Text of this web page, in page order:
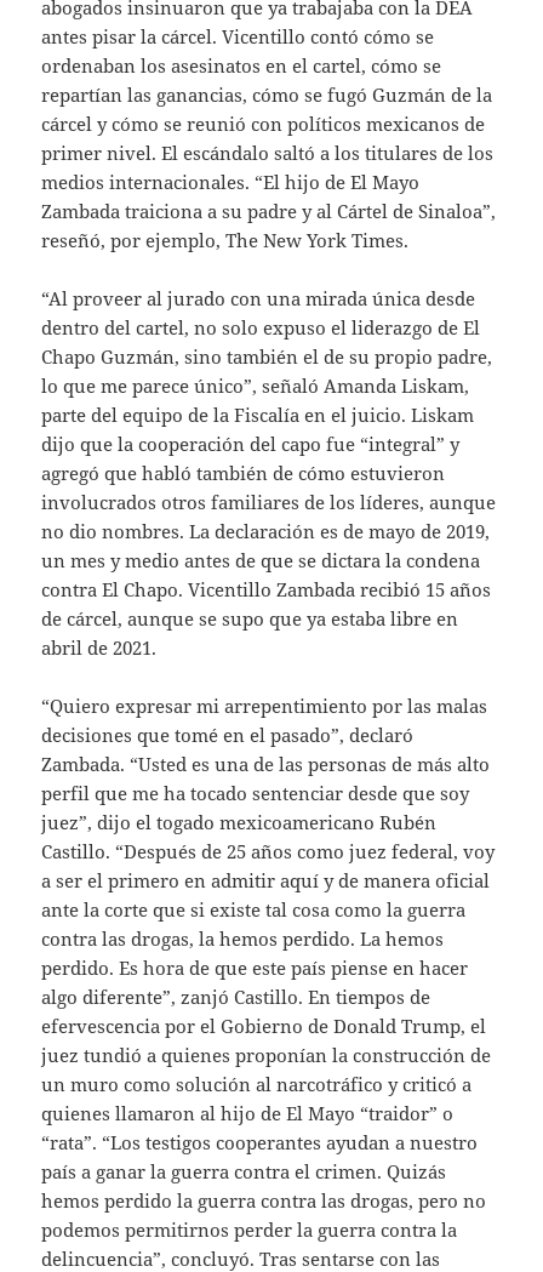
abogados insinuaron que ya trabajaba con la DEA
antes pisar la cárcel. Vicentillo contó cómo se
ordenaban los asesinatos en el cartel, cómo se
repartían las ganancias, cómo se fugó Guzmán de la
cárcel y cómo se reunió con políticos mexicanos de
primer nivel. El escándalo saltó a los titulares de los
medios internacionales. “El hijo de El Mayo
Zambada traiciona a su padre y al Cártel de Sinaloa”,
reseñó, por ejemplo, The New York Times.
“Al proveer al jurado con una mirada única desde
dentro del cartel, no solo expuso el liderazgo de El
Chapo Guzmán, sino también el de su propio padre,
lo que me parece único”, señaló Amanda Liskam,
parte del equipo de la Fiscalía en el juicio. Liskam
dijo que la cooperación del capo fue “integral” y
agregó que habló también de cómo estuvieron
involucrados otros familiares de los líderes, aunque
no dio nombres. La declaración es de mayo de 2019,
un mes y medio antes de que se dictara la condena
contra El Chapo. Vicentillo Zambada recibió 15 años
de cárcel, aunque se supo que ya estaba libre en
abril de 2021.
“Quiero expresar mi arrepentimiento por las malas
decisiones que tomé en el pasado”, declaró
Zambada. “Usted es una de las personas de más alto
perfil que me ha tocado sentenciar desde que soy
juez”, dijo el togado mexicoamericano Rubén
Castillo. “Después de 25 años como juez federal, voy
a ser el primero en admitir aquí y de manera oficial
ante la corte que si existe tal cosa como la guerra
contra las drogas, la hemos perdido. La hemos
perdido. Es hora de que este país piense en hacer
algo diferente”, zanjó Castillo. En tiempos de
efervescencia por el Gobierno de Donald Trump, el
juez tundió a quienes proponían la construcción de
un muro como solución al narcotráfico y criticó a
quienes llamaron al hijo de El Mayo “traidor” o
“rata”. “Los testigos cooperantes ayudan a nuestro
país a ganar la guerra contra el crimen. Quizás
hemos perdido la guerra contra las drogas, pero no
podemos permitirnos perder la guerra contra la
delincuencia”, concluyó. Tras sentarse con las